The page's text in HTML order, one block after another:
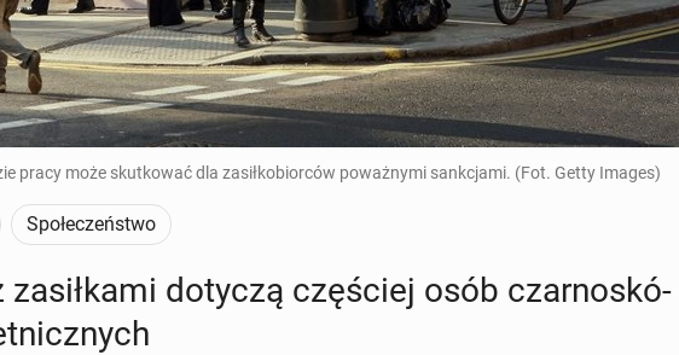
pracy może skutkować dla zasiłkobiorców poważnymi sankcjami. (Fot. Getty Images)
Społeczeństwo
za­sił­ka­mi dotyczą czę­ściej osób czar­no­skó­